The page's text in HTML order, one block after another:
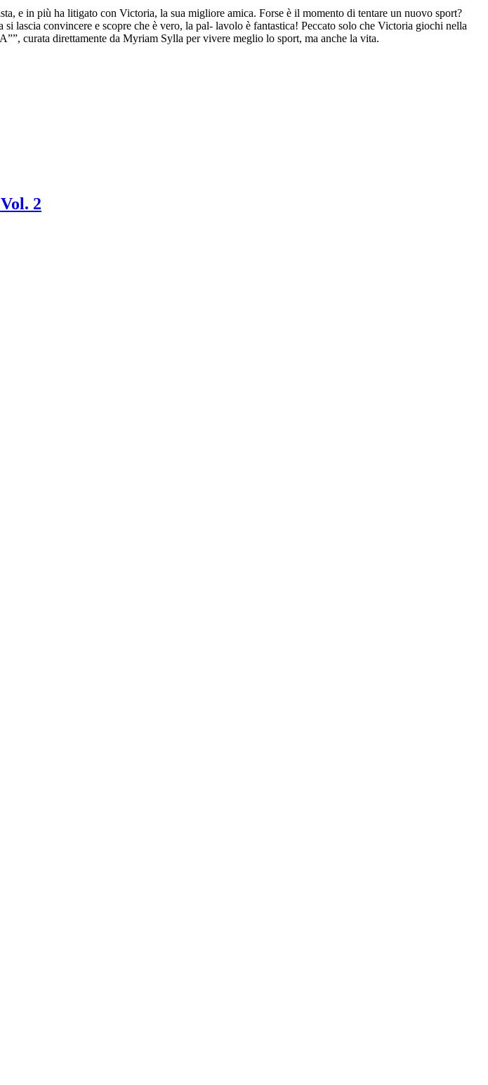
e in più ha litigato con Victoria, la sua migliore amica. Forse è il momento di tentare un nuovo sport?
lascia convincere e scopre che è vero, la pal- lavolo è fantastica! Peccato solo che Victoria giochi nella
curata direttamente da Myriam Sylla per vivere meglio lo sport, ma anche la vita.
2